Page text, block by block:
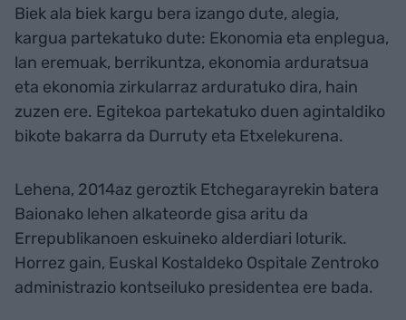
Biek ala biek kargu bera izango dute, alegia,
kargua partekatuko dute: Ekonomia eta enplegua,
lan eremuak, berrikuntza, ekonomia arduratsua
eta ekonomia zirkularraz arduratuko dira, hain
zuzen ere. Egitekoa partekatuko duen agintaldiko
bikote bakarra da Durruty eta Etxelekurena.
Lehena, 2014az geroztik Etchegarayrekin batera
Baionako lehen alkateorde gisa aritu da
Errepublikanoen eskuineko alderdiari loturik.
Horrez gain, Euskal Kostaldeko Ospitale Zentroko
administrazio kontseiluko presidentea ere bada.